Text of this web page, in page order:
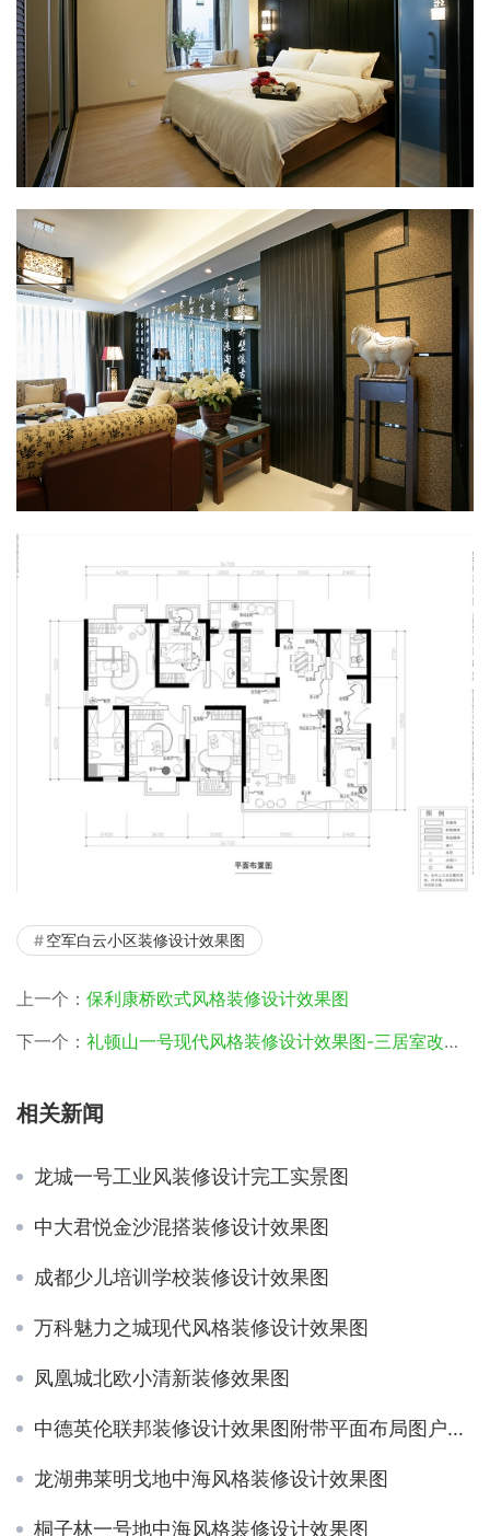
空军白云小区装修设计效果图
上一个： 保利康桥欧式风格装修设计效果图
下一个： 礼顿山一号现代风格装修设计效果图-三居室改套房
相关新闻
龙城一号工业风装修设计完工实景图
中大君悦金沙混搭装修设计效果图
成都少儿培训学校装修设计效果图
万科魅力之城现代风格装修设计效果图
凤凰城北欧小清新装修效果图
中德英伦联邦装修设计效果图附带平面布局图户型图
龙湖弗莱明戈地中海风格装修设计效果图
桐子林一号地中海风格装修设计效果图